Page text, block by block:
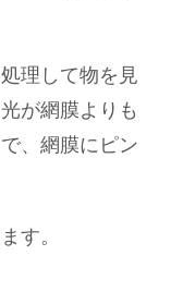
理して物を見
が網膜よりも
、網膜にピン
す。